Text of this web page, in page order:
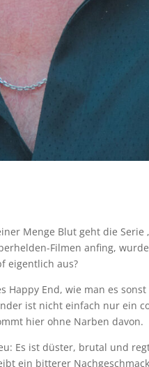
Menge Blut geht die Serie
Filmen anfing,
eigentlich aus?
Happy End, wie man es
ist nicht einfach nur ein
hier ohne Narben davon.
Es ist düster, brutal und
ein bitterer